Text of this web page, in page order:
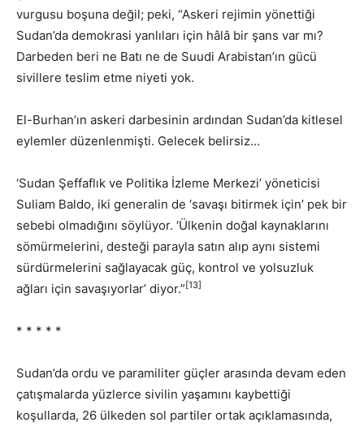
vurgusu boşuna değil; peki, “Askeri rejimin yönettiği
Sudan’da demokrasi yanlıları için hâlâ bir şans var mı?
Darbeden beri ne Batı ne de Suudi Arabistan’ın gücü
sivillere teslim etme niyeti yok.
El-Burhan’ın askeri darbesinin ardından Sudan’da kitlesel
eylemler düzenlenmişti. Gelecek belirsiz…
‘Sudan Şeffaflık ve Politika İzleme Merkezi’ yöneticisi
Suliam Baldo, iki generalin de ‘savaşı bitirmek için’ pek bir
sebebi olmadığını söylüyor. ‘Ülkenin doğal kaynaklarını
sömürmelerini, desteği parayla satın alıp aynı sistemi
sürdürmelerini sağlayacak güç, kontrol ve yolsuzluk
ağları için savaşıyorlar’ diyor.” [13]
* * * * *
Sudan’da ordu ve paramiliter güçler arasında devam eden
çatışmalarda yüzlerce sivilin yaşamını kaybettiği
koşullarda, 26 ülkeden sol partiler ortak açıklamasında,